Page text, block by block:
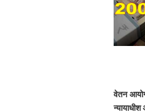
वेतन